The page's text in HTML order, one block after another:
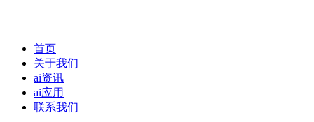
首页
关于我们
ai资讯
ai应用
联系我们